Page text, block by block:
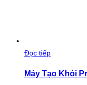
Đọc tiếp
Máy Tạo Khói